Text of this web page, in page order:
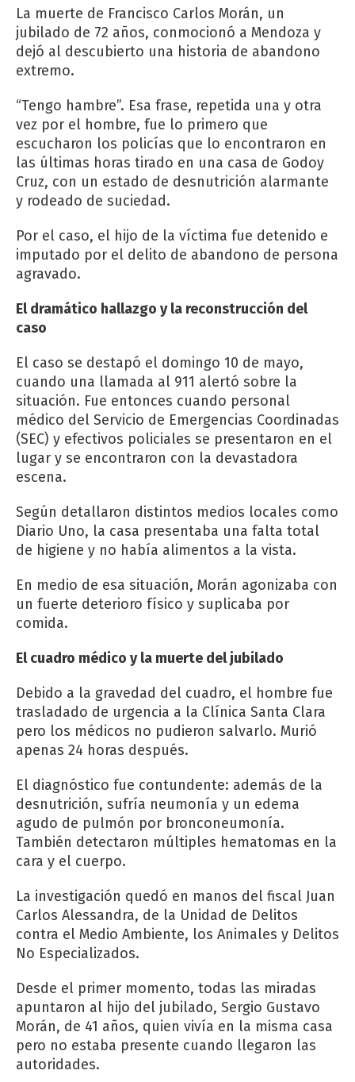
La muerte de Francisco Carlos Morán, un
jubilado de 72 años, conmocionó a Mendoza y
dejó al descubierto una historia de abandono
extremo.
“Tengo hambre”. Esa frase, repetida una y otra
vez por el hombre, fue lo primero que
escucharon los policías que lo encontraron en
las últimas horas tirado en una casa de Godoy
Cruz, con un estado de desnutrición alarmante
y rodeado de suciedad.
Por el caso, el hijo de la víctima fue detenido e
imputado por el delito de abandono de persona
agravado.
El dramático hallazgo y la reconstrucción del
caso
El caso se destapó el domingo 10 de mayo,
cuando una llamada al 911 alertó sobre la
situación. Fue entonces cuando personal
médico del Servicio de Emergencias Coordinadas
(SEC) y efectivos policiales se presentaron en el
lugar y se encontraron con la devastadora
escena.
Según detallaron distintos medios locales como
Diario Uno, la casa presentaba una falta total
de higiene y no había alimentos a la vista.
En medio de esa situación, Morán agonizaba con
un fuerte deterioro físico y suplicaba por
comida.
El cuadro médico y la muerte del jubilado
Debido a la gravedad del cuadro, el hombre fue
trasladado de urgencia a la Clínica Santa Clara
pero los médicos no pudieron salvarlo. Murió
apenas 24 horas después.
El diagnóstico fue contundente: además de la
desnutrición, sufría neumonía y un edema
agudo de pulmón por bronconeumonía.
También detectaron múltiples hematomas en la
cara y el cuerpo.
La investigación quedó en manos del fiscal Juan
Carlos Alessandra, de la Unidad de Delitos
contra el Medio Ambiente, los Animales y Delitos
No Especializados.
Desde el primer momento, todas las miradas
apuntaron al hijo del jubilado, Sergio Gustavo
Morán, de 41 años, quien vivía en la misma casa
pero no estaba presente cuando llegaron las
autoridades.